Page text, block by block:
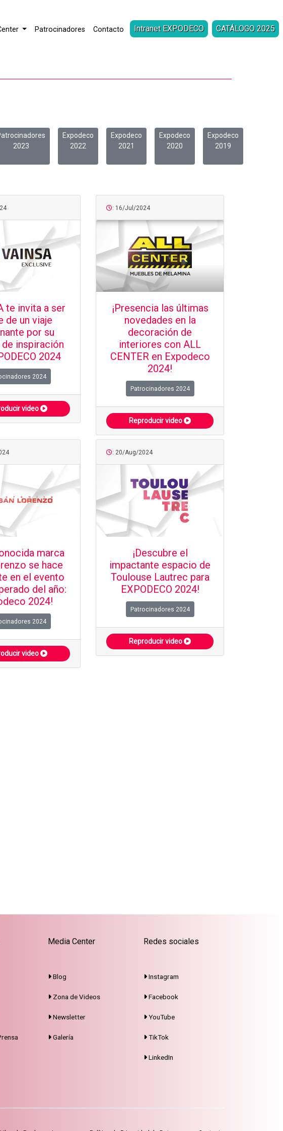
Patrocinadores Contacto Intranet EXPODECO CATÁLOGO 2025
2023
Expodeco
2022
Expodeco
2021
Expodeco
2020
Expodeco
2019
te invita a ser
de un viaje
por su
inspiración
2024
2024
video
: 16/Jul/2024
¡Presencia las últimas
novedades en la
decoración de
interiores con ALL
CENTER en Expodeco
2024!
Patrocinadores 2024
Reproducir video
marca
se hace
en el evento
del año:
2024!
2024
video
: 20/Aug/2024
¡Descubre el
impactante espacio de
Toulouse Lautrec para
EXPODECO 2024!
Patrocinadores 2024
Reproducir video
Media Center
Blog
Zona de Videos
Newsletter
Galería
Redes sociales
Instagram
Facebook
YouTube
TikTok
LinkedIn